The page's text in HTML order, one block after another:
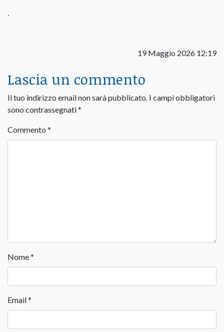
19 Maggio 2026 12:19
Lascia un commento
Il tuo indirizzo email non sarà pubblicato. I campi obbligatori
sono contrassegnati*
Commento *
Nome*
Email*